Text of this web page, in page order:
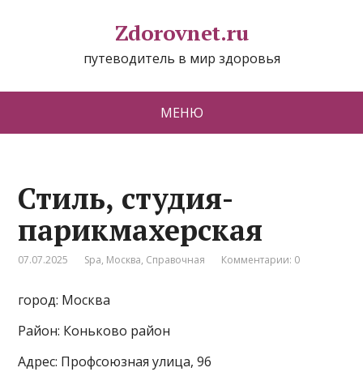
Zdorovnet.ru
путеводитель в мир здоровья
МЕНЮ
Стиль, студия-
парикмахерская
07.07.2025 Spa, Москва, Справочная Комментарии: 0
город: Москва
Район: Коньково район
Адрес: Профсоюзная улица, 96